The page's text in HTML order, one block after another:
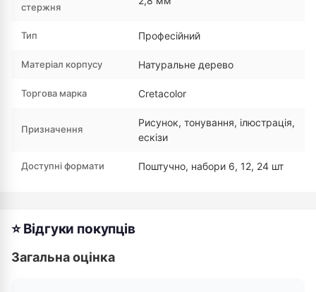
стержня
Тип Професійний
Матеріал корпусу Натуральне дерево
Торгова марка Cretacolor
Призначення
Рисунок, тонування, ілюстрація,
ескізи
Доступні формати Поштучно, набори 6, 12, 24 шт
⭐ Відгуки покупців
Загальна оцінка